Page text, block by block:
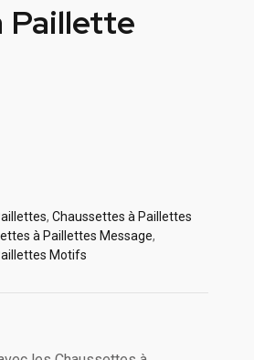
Paillette
,Chaussettes à Paillettes
à Paillettes Message​,
Motifs